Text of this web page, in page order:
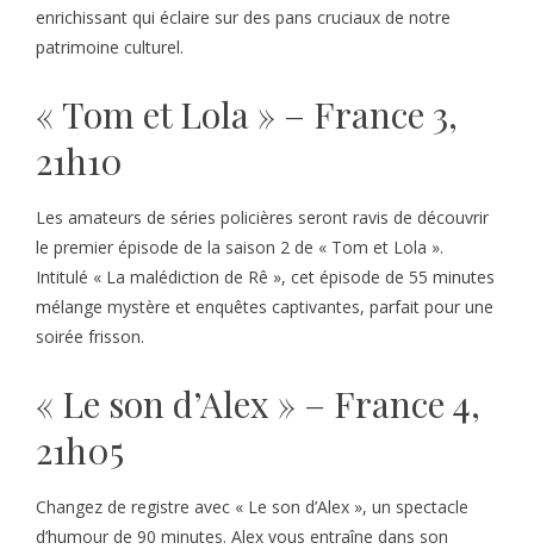
enrichissant qui éclaire sur des pans cruciaux de notre
patrimoine culturel.
« Tom et Lola » – France 3,
21h10
Les amateurs de séries policières seront ravis de découvrir
le premier épisode de la saison 2 de « Tom et Lola ».
Intitulé « La malédiction de Rê », cet épisode de 55 minutes
mélange mystère et enquêtes captivantes, parfait pour une
soirée frisson.
« Le son d’Alex » – France 4,
21h05
Changez de registre avec « Le son d’Alex », un spectacle
d’humour de 90 minutes. Alex vous entraîne dans son